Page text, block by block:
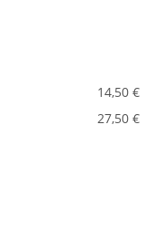
14,50 €
27,50 €